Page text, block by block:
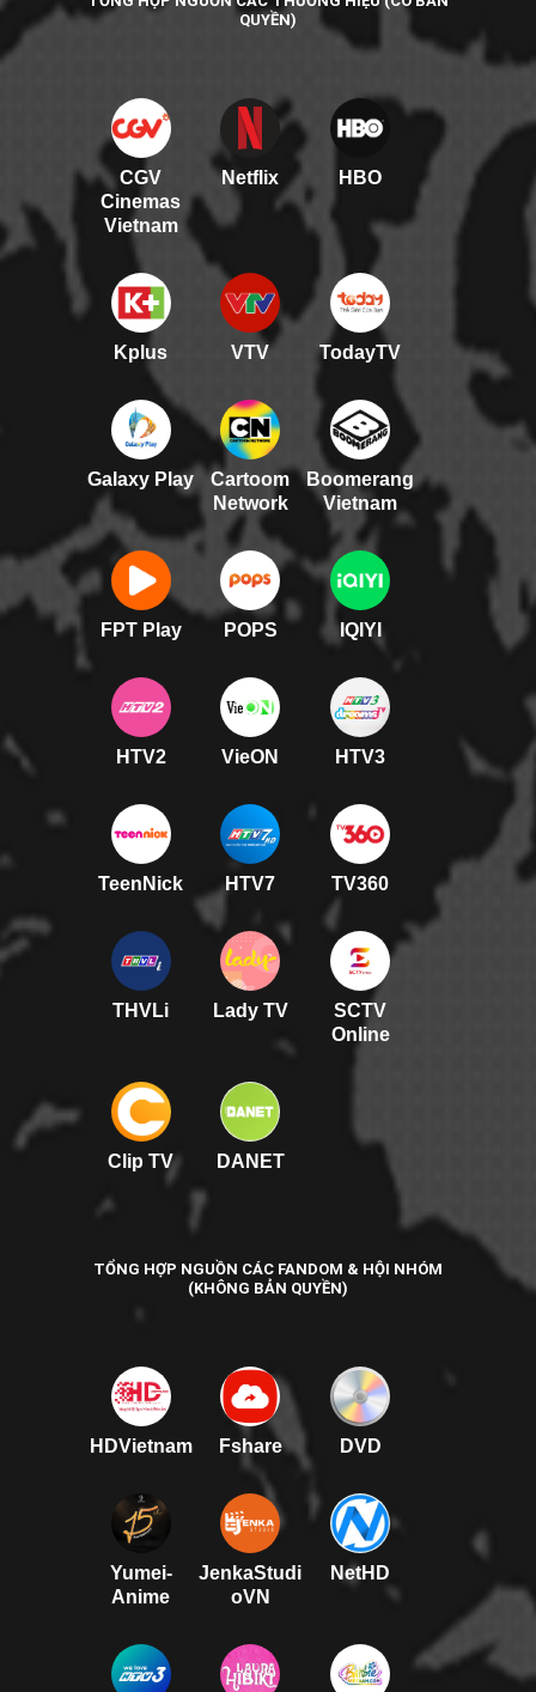
QUYỀN)
CGV
Cinemas
Vietnam
Netflix HBO
Kplus VTV TodayTV
Galaxy Play
Cartoom
Network
Boomerang
Vietnam
FPT Play POPS IQIYI
HTV2 VieON HTV3
TeenNick HTV7 TV360
THVLi Lady TV
SCTV
Online
Clip TV DANET
TỔNG HỢP NGUỒN CÁC FANDOM & HỘI NHÓM
(KHÔNG BẢN QUYỀN)
HDVietnam Fshare DVD
Yumei-
Anime
JenkaStudi
oVN
NetHD